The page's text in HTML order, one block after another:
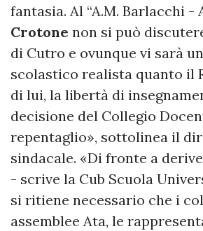
fantasia. Al “A.M. Barlacchi -
Crotone non si può
di Cutro e ovunque vi sarà
scolastico realista quanto il
di lui, la libertà di
decisione del Collegio
repentaglio», sottolinea il
sindacale. «Di fronte a
- scrive la Cub Scuola
si ritiene necessario che i
assemblee Ata, le